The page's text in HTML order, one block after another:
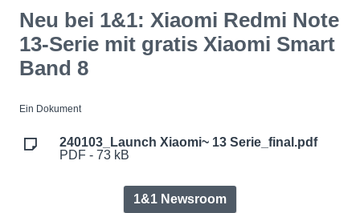
Neu bei 1&1: Xiaomi Redmi Note
13-Serie mit gratis Xiaomi Smart
Band 8
Ein Dokument
240103_Launch Xiaomi~ 13 Serie_final.pdf
PDF - 73 kB
1&1 Newsroom